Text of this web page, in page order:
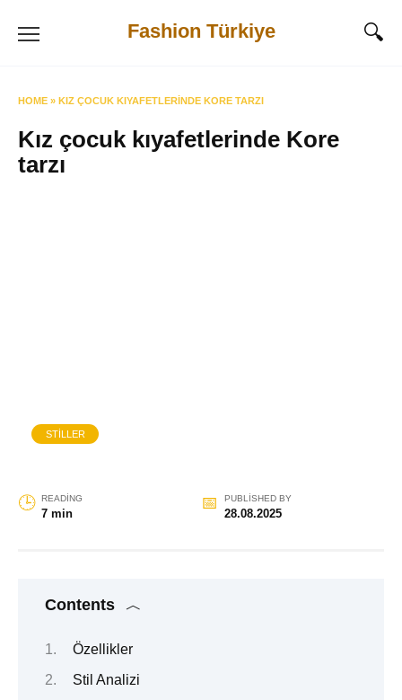
Fashion Türkiye
HOME » KIZ ÇOCUK KIYAFETLERINDE KORE TARZI
Kız çocuk kıyafetlerinde Kore
tarzı
STILLER
READING
7 min
PUBLISHED BY
28.08.2025
Contents
Özellikler
Stil Analizi